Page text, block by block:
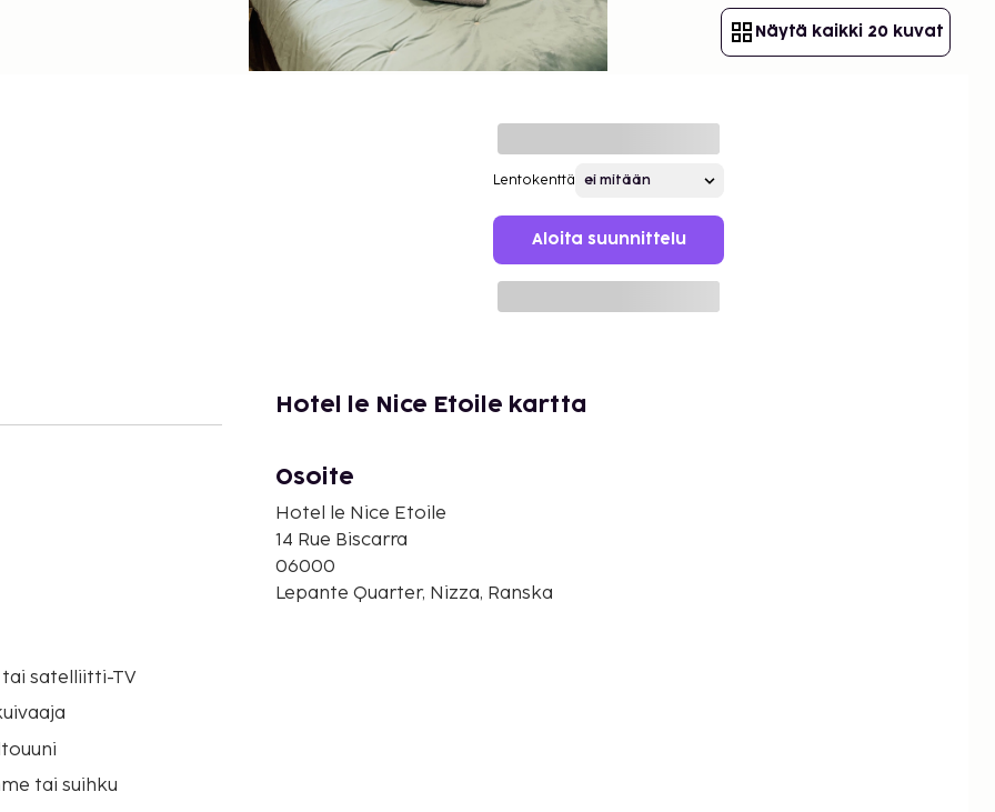
Näytä kaikki 20 kuvat
Lentokenttä
Aloita suunnittelu
tai satelliitti-TV
tai suihku
Hotel le Nice Etoile kartta
Osoite
Hotel le Nice Etoile
14 Rue Biscarra
06000
Lepante Quarter, Nizza, Ranska